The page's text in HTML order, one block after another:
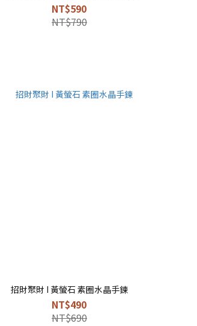
NT$590
NT$790
招財聚財 I 黃螢石 素圈水晶手鍊
NT$490
NT$690